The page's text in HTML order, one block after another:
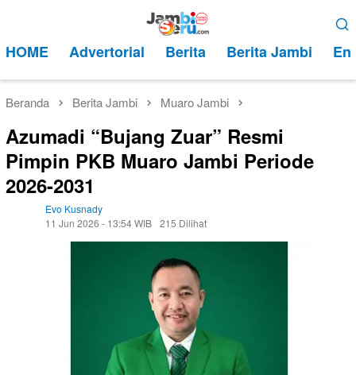
kontenMobile
HOME Advertorial Berita Berita Jambi
Beranda Berita Jambi Muaro Jambi
Azumadi “Bujang Zuar” Resmi
Pimpin PKB Muaro Jambi Periode
2026-2031
Evo Kusnady
11 Jun 2026 - 13:54 WIB 215 Dilihat